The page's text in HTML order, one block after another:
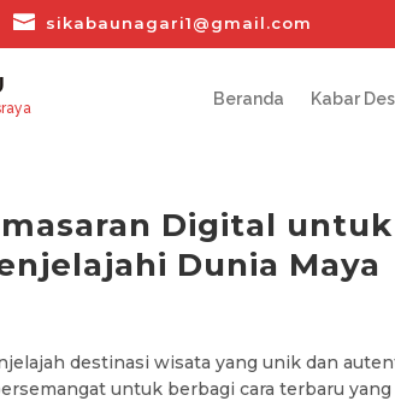
sikabaunagari1@gmail.com
Beranda Kabar
Digital
Dunia Maya
destinasi wisata yang unik dan
untuk berbagi cara terbaru